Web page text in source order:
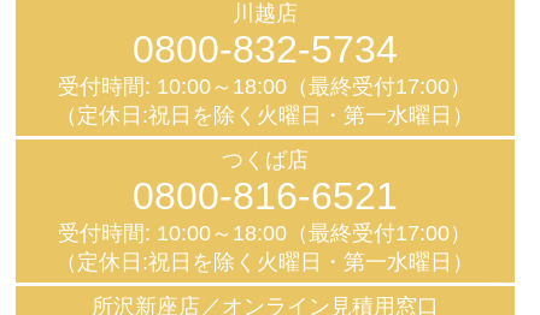
川越店
0800-832-5734
受付時間: 10:00～18:00（最終受付17:00）
（定休日:祝日を除く火曜日・第一水曜日）
つくば店
0800-816-6521
受付時間: 10:00～18:00（最終受付17:00）
（定休日:祝日を除く火曜日・第一水曜日）
所沢新座店／オンライン見積用窓口